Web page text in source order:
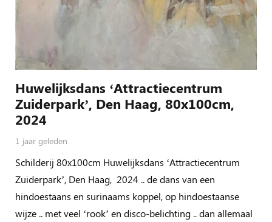
Huwelijksdans ‘Attractiecentrum
Zuiderpark’, Den Haag, 80x100cm,
2024
1 jaar geleden
Schilderij 80x100cm Huwelijksdans ‘Attractiecentrum
Zuiderpark’, Den Haag, 2024 .. de dans van een
hindoestaans en surinaams koppel, op hindoestaanse
wijze .. met veel ‘rook’ en disco-belichting .. dan allemaal